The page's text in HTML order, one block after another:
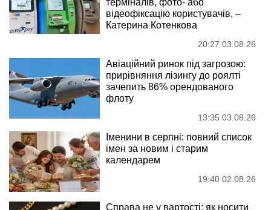
відеофіксацію користувачів, –
Катерина Котенкова
20:27 03.08.26
Авіаційний ринок під загрозою:
прирівняння лізингу до роялті
зачепить 86% орендованого
флоту
13:35 03.08.26
Іменини в серпні: повний список
імен за новим і старим
календарем
19:40 02.08.26
Справа не у вартості: як носити